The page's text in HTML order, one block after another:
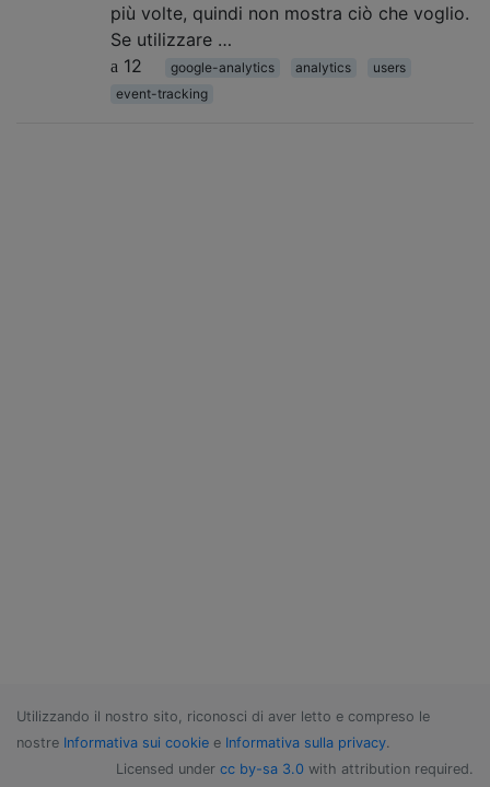
più volte, quindi non mostra ciò che voglio.
Se utilizzare …
12
google-analytics analytics
users
event-tracking
Utilizzando il nostro sito, riconosci di aver letto e compreso le
nostre Informativa sui cookie e Informativa sulla privacy.
Licensed under cc by-sa 3.0 with attribution required.